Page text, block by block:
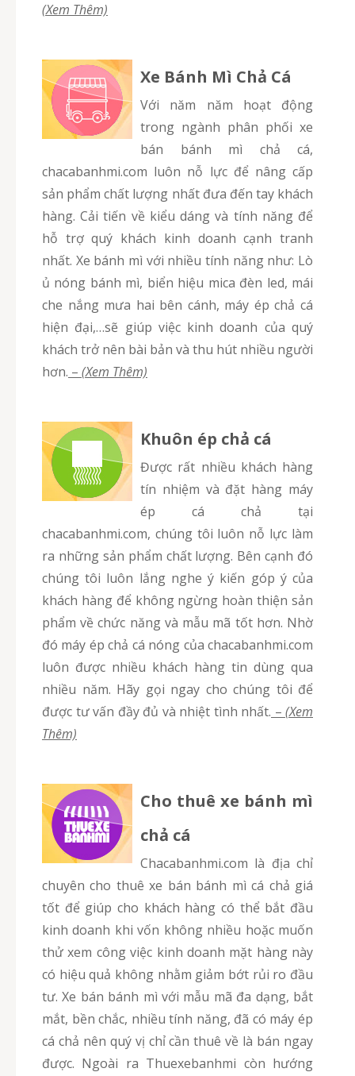
(Xem Thêm)
Xe Bánh Mì Chả Cá
Với năm năm hoạt động
trong ngành phân phối xe
bán bánh mì chả cá,
chacabanhmi.com luôn nỗ lực để nâng cấp
sản phẩm chất lượng nhất đưa đến tay khách
hàng. Cải tiến về kiểu dáng và tính năng để
hỗ trợ quý khách kinh doanh cạnh tranh
nhất. Xe bánh mì với nhiều tính năng như: Lò
ủ nóng bánh mì, biển hiệu mica đèn led, mái
che nắng mưa hai bên cánh, máy ép chả cá
hiện đại,…sẽ giúp việc kinh doanh của quý
khách trở nên bài bản và thu hút nhiều người
hơn. – (Xem Thêm)
Khuôn ép chả cá
Được rất nhiều khách hàng
tín nhiệm và đặt hàng máy
ép cá chả tại
chacabanhmi.com, chúng tôi luôn nỗ lực làm
ra những sản phẩm chất lượng. Bên cạnh đó
chúng tôi luôn lắng nghe ý kiến góp ý của
khách hàng để không ngừng hoàn thiện sản
phẩm về chức năng và mẫu mã tốt hơn. Nhờ
đó máy ép chả cá nóng của chacabanhmi.com
luôn được nhiều khách hàng tin dùng qua
nhiều năm. Hãy gọi ngay cho chúng tôi để
được tư vấn đầy đủ và nhiệt tình nhất. – (Xem
Thêm)
Cho thuê xe bánh mì
chả cá
chacabanhmi.com là địa chỉ
chuyên cho thuê xe bán bánh mì cá chả giá
tốt để giúp cho khách hàng có thể bắt đầu
kinh doanh khi vốn không nhiều hoặc muốn
thử xem công việc kinh doanh mặt hàng này
có hiệu quả không nhằm giảm bớt rủi ro đầu
tư. Xe bán bánh mì với mẫu mã đa dạng, bắt
mắt, bền chắc, nhiều tính năng, đã có máy ép
cá chả nên quý vị chỉ cần thuê về là bán ngay
được. Ngoài ra Thuexebanhmi còn hướng